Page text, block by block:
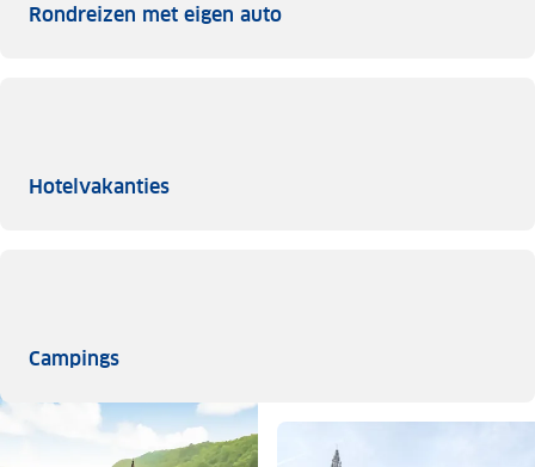
Rondreizen met eigen autoRondreizen met eigen auto
HotelvakantiesHotelvakanties
CampingsCampings